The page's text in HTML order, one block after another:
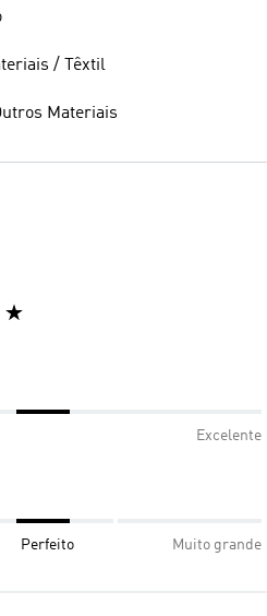
/ Têxtil
Materiais
Excelente
Perfeito Muito grande